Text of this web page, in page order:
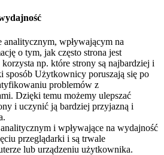
analitycznym, wpływającym na
o tym, jak często strona jest
np. które strony są najbardziej i
sposób Użytkownicy poruszają się po
problemów z
Dzięki temu możemy ulepszać
i uczynić ją bardziej przyjazną i
i wpływające na wydajność
przeglądarki i są trwale
lub urządzeniu użytkownika.